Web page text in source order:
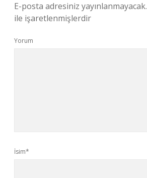
E-posta adresiniz yayınlanmayacak.
ile işaretlenmişlerdir
Yorum
İsim*